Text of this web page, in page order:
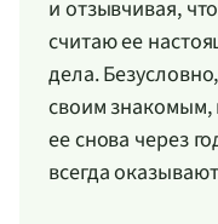
и отзывчивая,
считаю ее
дела.
своим знакомым,
ее снова через
всегда